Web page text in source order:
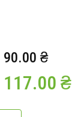
90.00 ₴
117.00 ₴